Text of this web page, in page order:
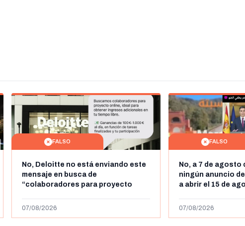
FALSO
No, Deloitte no está enviando este
mensaje en busca de
“colaboradores para proyecto
1.000 euros al día: es un timo
07/08/2026
FALSO
No, a 7 de agosto
ningún anuncio
a abrir el 15 de
y Ceuta
07/08/2026